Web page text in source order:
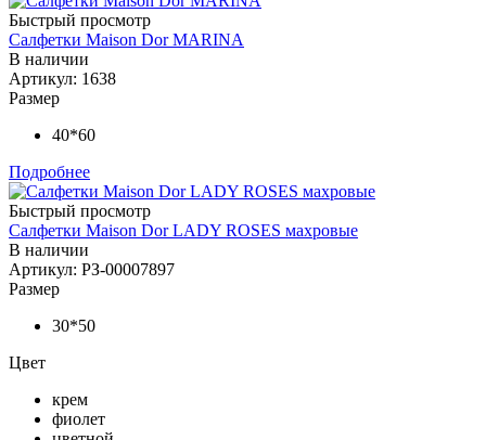
Быстрый просмотр
Салфетки Maison Dor MARINA
В наличии
Артикул: 1638
Размер
40*60
Подробнее
Быстрый просмотр
Салфетки Maison Dor LADY ROSES махровые
В наличии
Артикул: РЗ-00007897
Размер
30*50
Цвет
крем
фиолет